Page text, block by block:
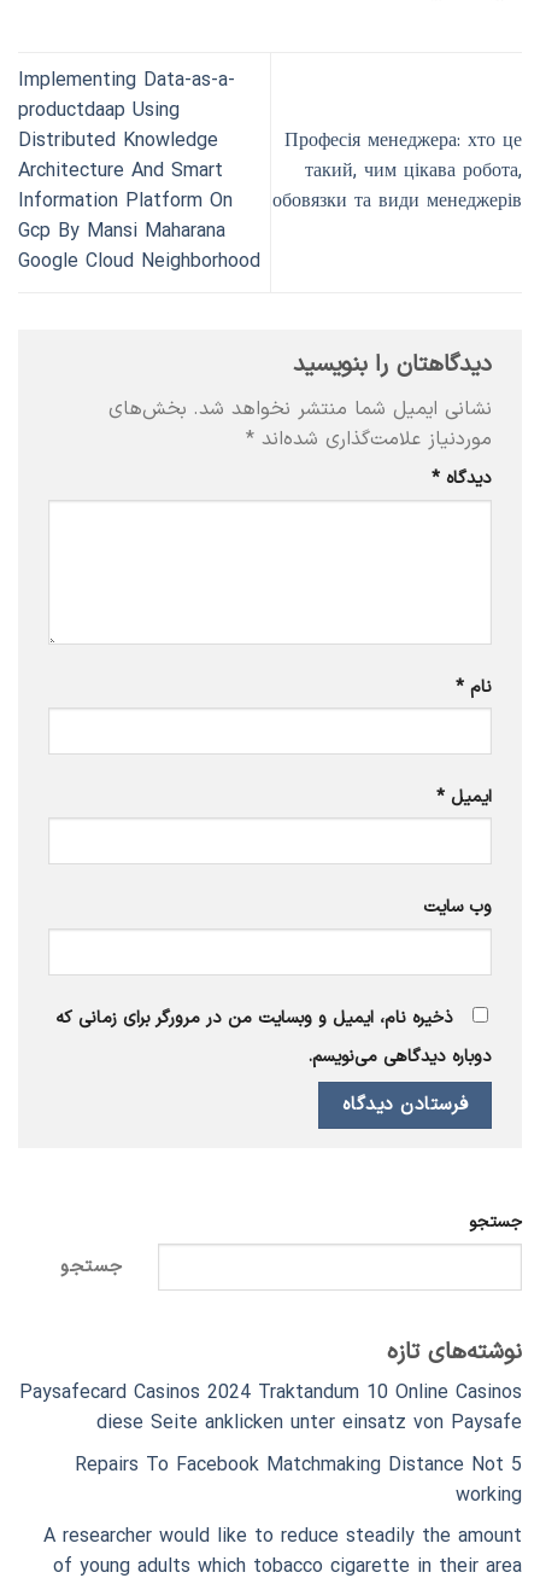
Професія менеджера: хто це
такий, чим цікава робота,
обовязки та види менеджерів
Implementing Data-as-a-
productdaap Using
Distributed Knowledge
Architecture And Smart
Information Platform On
Gcp By Mansi Maharana
Google Cloud Neighborhood
دیدگاهتان را بنویسید
نشانی ایمیل شما منتشر نخواهد شد. بخش‌های
موردنیاز علامت‌گذاری شده‌اند *
دیدگاه *
نام *
ایمیل *
وب‌ سایت
ذخیره نام، ایمیل و وبسایت من در مرورگر برای زمانی که
دوباره دیدگاهی می‌نویسم.
جستجو
جستجو
نوشته‌های تازه
Paysafecard Casinos 2024 Traktandum 10 Online Casinos
diese Seite anklicken unter einsatz von Paysafe
5 Repairs To Facebook Matchmaking Distance Not
working
A researcher would like to reduce steadily the amount
of young adults which tobacco cigarette in their area